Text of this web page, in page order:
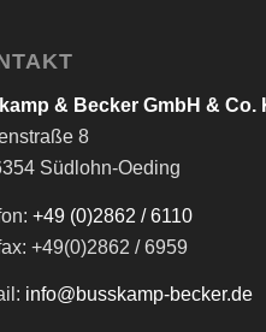
& Becker GmbH & Co.
8
Südlohn-Oeding
+49 (0)2862 / 6110
+49(0)2862 / 6959
info@busskamp-becker.de